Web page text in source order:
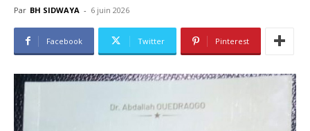
Par BH SIDWAYA - 6 juin 2026
Facebook Twitter Pinterest